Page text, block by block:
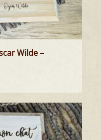
Wilde –